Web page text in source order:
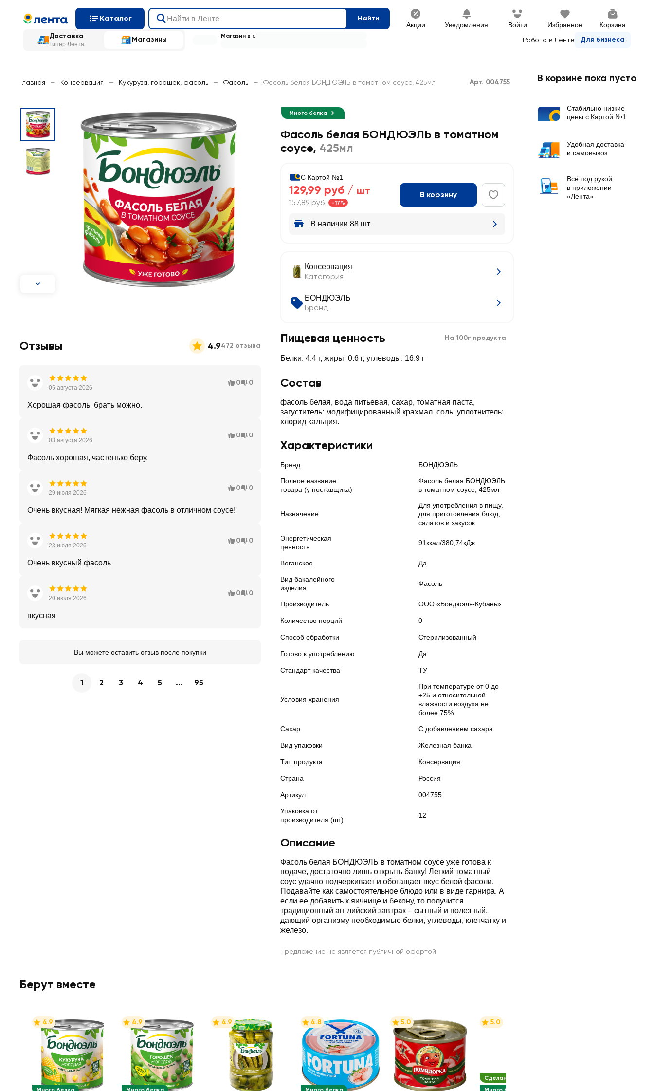
Каталог Найти
Акции Уведомления Войти Избранное Корзина
Доставка
Гипер Лента
Магазины Работа в Ленте Для бизнеса
Магазин в г.
Главная — Консервация — Кукуруза, горошек, фасоль — Фасоль — Фасоль белая БОНДЮЭЛЬ в томатном соусе, 425мл Арт. 004755
Много белка
Фасоль белая БОНДЮЭЛЬ в томатном
соусе, 425мл
С Картой №1
129,99 руб / шт
157,89 руб -17%
В корзину
В наличии 88 шт
Консервация
Категория
БОНДЮЭЛЬ
Бренд
Пищевая ценность На 100г продукта
Белки: 4.4 г, жиры: 0.6 г, углеводы: 16.9 г
Состав
фасоль белая, вода питьевая, сахар, томатная паста,
загуститель: модифицированный крахмал, соль, уплотнитель:
хлорид кальция.
Характеристики
Бренд БОНДЮЭЛЬ
Полное название
товара (у поставщика)
Фасоль белая БОНДЮЭЛЬ
в томатном соусе, 425мл
Назначение
Для употребления в пищу,
для приготовления блюд,
салатов и закусок
Энергетическая
ценность
91ккал/380,74кДж
Веганское Да
Вид бакалейного
изделия
Фасоль
Производитель ООО «Бондюэль-Кубань»
Количество порций 0
Способ обработки Стерилизованный
Готово к употреблению Да
Стандарт качества ТУ
Условия хранения
При температуре от 0 до
+25 и относительной
влажности воздуха не
более 75%.
Сахар С добавлением сахара
Вид упаковки Железная банка
Тип продукта Консервация
Страна Россия
Артикул 004755
Упаковка от
производителя (шт)
12
Описание
Фасоль белая БОНДЮЭЛЬ в томатном соусе уже готова к
подаче, достаточно лишь открыть банку! Легкий томатный
соус удачно подчеркивает и обогащает вкус белой фасоли.
Подавайте как самостоятельное блюдо или в виде гарнира. А
если ее добавить к яичнице и бекону, то получится
традиционный английский завтрак – сытный и полезный,
дающий организму необходимые белки, углеводы, клетчатку и
железо.
Предложение не является публичной офертой
Отзывы 4.9472 отзыва
05 августа 2026
0 0
Хорошая фасоль, брать можно.
03 августа 2026
0 0
Фасоль хорошая, частенько беру.
29 июля 2026
0 0
Очень вкусная! Мягкая нежная фасоль в отличном соусе!
23 июля 2026
0 0
Очень вкусный фасоль
20 июля 2026
0 0
вкусная
Вы можете оставить отзыв после покупки
1 2 3 4 5 ... 95
Берут вместе
Много белка
4.9
Много белка
4.9 4.9
Много белка
4.8 5.0
Сделано в Беларуси
Много белка
5.0
В корзине пока пусто
Стабильно низкие
цены с Картой №1
Удобная доставка
и самовывоз
Всё под рукой
в приложении
«Лента»